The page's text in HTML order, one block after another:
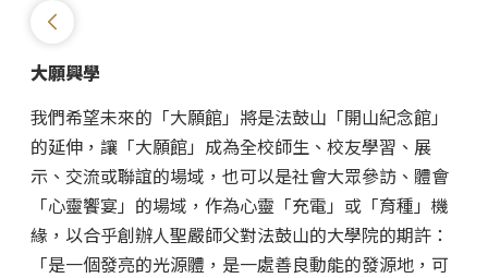
大願興學
我們希望未來的「大願館」將是法鼓山「開山紀念館」
的延伸，讓「大願館」成為全校師生、校友學習、展
示、交流或聯誼的場域，也可以是社會大眾參訪、體會
「心靈饗宴」的場域，作為心靈「充電」或「育種」機
緣，以合乎創辦人聖嚴師父對法鼓山的大學院的期許：
「是一個發亮的光源體，是一處善良動能的發源地，可